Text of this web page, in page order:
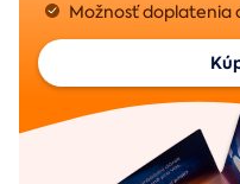
Možnosť doplatenia